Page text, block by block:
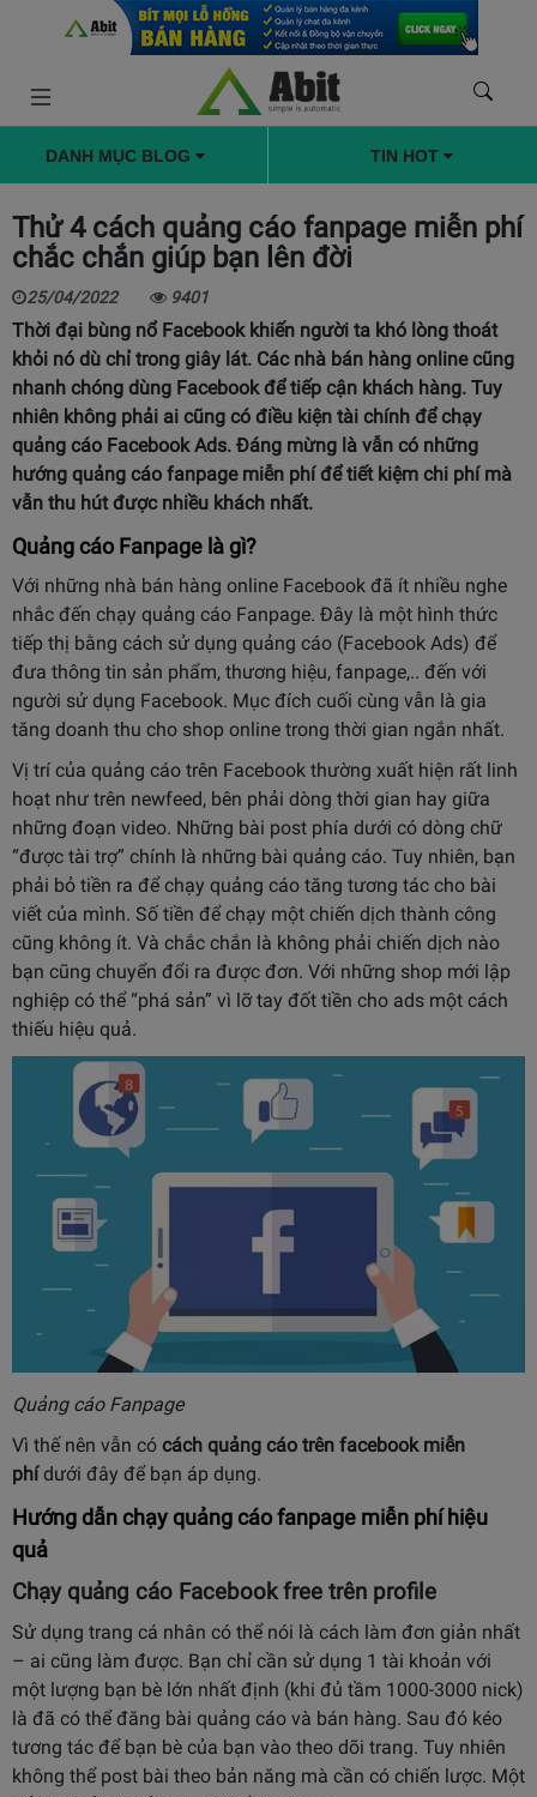
DANH MỤC BLOG TIN HOT
Thử 4 cách quảng cáo fanpage miễn phí
chắc chắn giúp bạn lên đời
25/04/2022 9401
Thời đại bùng nổ Facebook khiến người ta khó lòng thoát
khỏi nó dù chỉ trong giây lát. Các nhà bán hàng online cũng
nhanh chóng dùng Facebook để tiếp cận khách hàng. Tuy
nhiên không phải ai cũng có điều kiện tài chính để chạy
quảng cáo Facebook Ads. Đáng mừng là vẫn có những
hướng quảng cáo fanpage miễn phí để tiết kiệm chi phí mà
vẫn thu hút được nhiều khách nhất.
Quảng cáo Fanpage là gì?
Với những nhà bán hàng online Facebook đã ít nhiều nghe
nhắc đến chạy quảng cáo Fanpage. Đây là một hình thức
tiếp thị bằng cách sử dụng quảng cáo (Facebook Ads) để
đưa thông tin sản phẩm, thương hiệu, fanpage,.. đến với
người sử dụng Facebook. Mục đích cuối cùng vẫn là gia
tăng doanh thu cho shop online trong thời gian ngắn nhất.
Vị trí của quảng cáo trên Facebook thường xuất hiện rất linh
hoạt như trên newfeed, bên phải dòng thời gian hay giữa
những đoạn video. Những bài post phía dưới có dòng chữ
“được tài trợ” chính là những bài quảng cáo. Tuy nhiên, bạn
phải bỏ tiền ra để chạy quảng cáo tăng tương tác cho bài
viết của mình. Số tiền để chạy một chiến dịch thành công
cũng không ít. Và chắc chắn là không phải chiến dịch nào
bạn cũng chuyển đổi ra được đơn. Với những shop mới lập
nghiệp có thể “phá sản” vì lỡ tay đốt tiền cho ads một cách
thiếu hiệu quả.
Quảng cáo Fanpage
Vì thế nên vẫn có cách quảng cáo trên facebook miễn
phídưới đây để bạn áp dụng.
Hướng dẫn chạy quảng cáo fanpage miễn phí hiệu
quả
Chạy quảng cáo Facebook free trên profile
Sử dụng trang cá nhân có thể nói là cách làm đơn giản nhất
– ai cũng làm được. Bạn chỉ cần sử dụng 1 tài khoản với
một lượng bạn bè lớn nhất định (khi đủ tầm 1000-3000 nick)
là đã có thể đăng bài quảng cáo và bán hàng. Sau đó kéo
tương tác để bạn bè của bạn vào theo dõi trang. Tuy nhiên
không thể post bài theo bản năng mà cần có chiến lược. Một